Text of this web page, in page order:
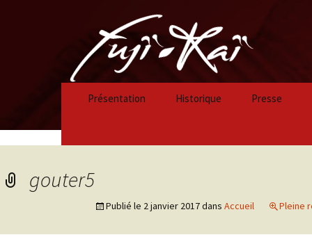
Présentation Historique Presse
gouter5
Publié le 2 janvier 2017dans Accueil Pleine